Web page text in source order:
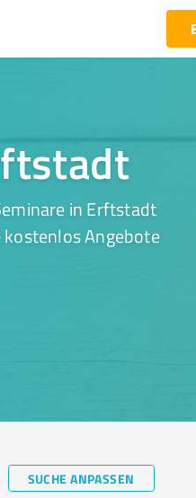
in Erftstadt
kostenlos Angebote
SUCHE ANPASSEN